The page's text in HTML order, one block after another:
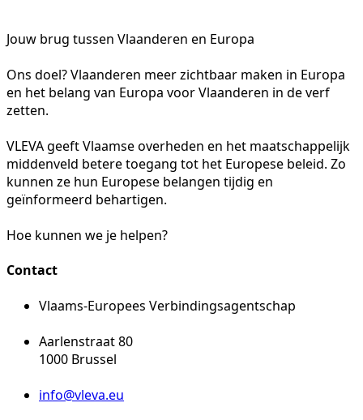
Jouw brug tussen Vlaanderen en Europa
Ons doel? Vlaanderen meer zichtbaar maken in Europa
en het belang van Europa voor Vlaanderen in de verf
zetten.
VLEVA geeft Vlaamse overheden en het maatschappelijk
middenveld betere toegang tot het Europese beleid. Zo
kunnen ze hun Europese belangen tijdig en
geïnformeerd behartigen.
Hoe kunnen we je helpen?
Contact
Vlaams-Europees Verbindingsagentschap
Aarlenstraat 80
1000 Brussel
info@vleva.eu